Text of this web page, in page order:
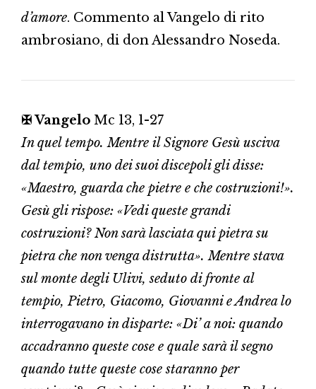
d’amore. Commento al Vangelo di rito
ambrosiano, di don Alessandro Noseda.
✠ Vangelo Mc 13, 1-27
In quel tempo. Mentre il Signore Gesù usciva
dal tempio, uno dei suoi discepoli gli disse:
«Maestro, guarda che pietre e che costruzioni!».
Gesù gli rispose: «Vedi queste grandi
costruzioni? Non sarà lasciata qui pietra su
pietra che non venga distrutta». Mentre stava
sul monte degli Ulivi, seduto di fronte al
tempio, Pietro, Giacomo, Giovanni e Andrea lo
interrogavano in disparte: «Di’ a noi: quando
accadranno queste cose e quale sarà il segno
quando tutte queste cose staranno per